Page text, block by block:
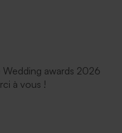
Wedding awards 2026
à vous !